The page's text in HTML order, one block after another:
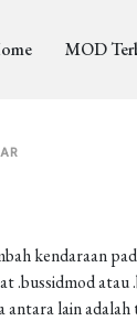
MOD
kendaraan
.bussidmod atau
antara lain